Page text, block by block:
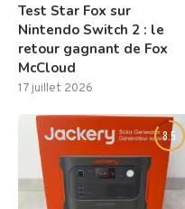
Test Star Fox sur
Nintendo Switch 2 : le
retour gagnant de Fox
McCloud
17 juillet 2026
8.5